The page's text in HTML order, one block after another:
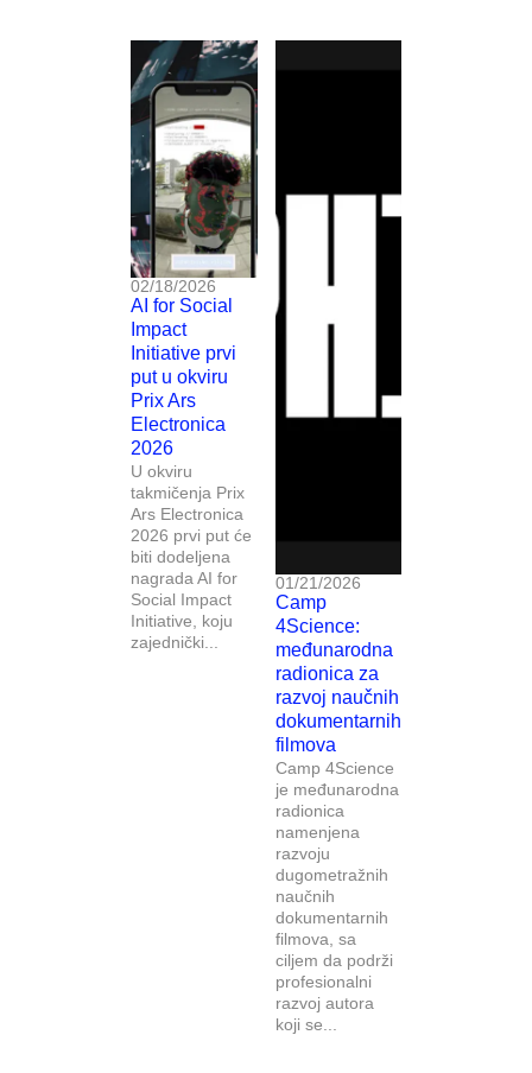
02/18/2026
AI for Social
Impact
Initiative prvi
put u okviru
Prix Ars
Electronica
2026
U okviru
takmičenja Prix
Ars Electronica
2026 prvi put će
biti dodeljena
nagrada AI for
Social Impact
Initiative, koju
zajednički...
01/21/2026
Camp
4Science:
međunarodna
radionica za
razvoj naučnih
dokumentarnih
filmova
Camp 4Science
je međunarodna
radionica
namenjena
razvoju
dugometražnih
naučnih
dokumentarnih
filmova, sa
ciljem da podrži
profesionalni
razvoj autora
koji se...